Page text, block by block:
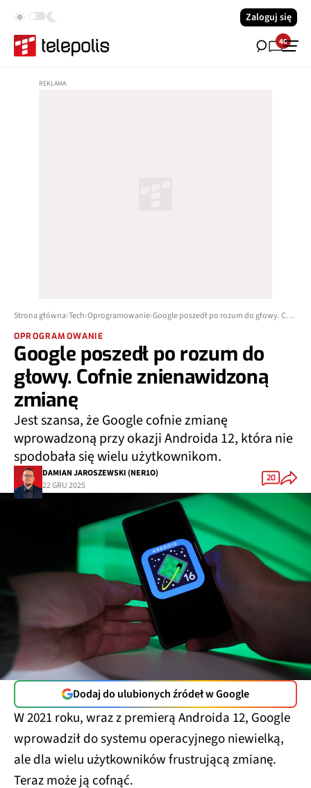
Zaloguj się
40
Strona główna Tech Oprogramowanie Google poszedł po rozum do głowy. Cofnie znienawidzoną zmianę
OPROGRAMOWANIE
Google poszedł po rozum do
głowy. Cofnie znienawidzoną
zmianę
Jest szansa, że Google cofnie zmianę
wprowadzoną przy okazji Androida 12, która nie
spodobała się wielu użytkownikom.
DAMIAN JAROSZEWSKI (NER1O)
22 GRU 2025
20
Dodaj do ulubionych źródeł w Google
W 2021 roku, wraz z premierą Androida 12, Google
wprowadził do systemu operacyjnego niewielką,
ale dla wielu użytkowników frustrującą zmianę.
Teraz może ją cofnąć.